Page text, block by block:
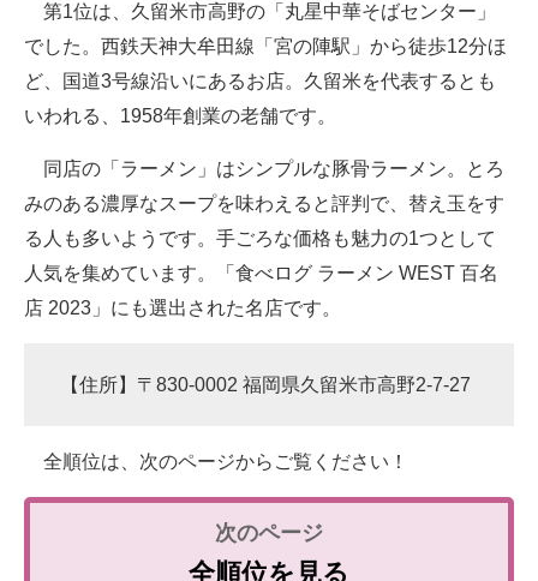
第1位は、久留米市高野の「丸星中華そばセンター」
でした。西鉄天神大牟田線「宮の陣駅」から徒歩12分ほ
ど、国道3号線沿いにあるお店。久留米を代表するとも
いわれる、1958年創業の老舗です。
同店の「ラーメン」はシンプルな豚骨ラーメン。とろ
みのある濃厚なスープを味わえると評判で、替え玉をす
る人も多いようです。手ごろな価格も魅力の1つとして
人気を集めています。「食べログ ラーメン WEST 百名
店 2023」にも選出された名店です。
【住所】〒830-0002 福岡県久留米市高野2-7-27
全順位は、次のページからご覧ください！
全順位を見る